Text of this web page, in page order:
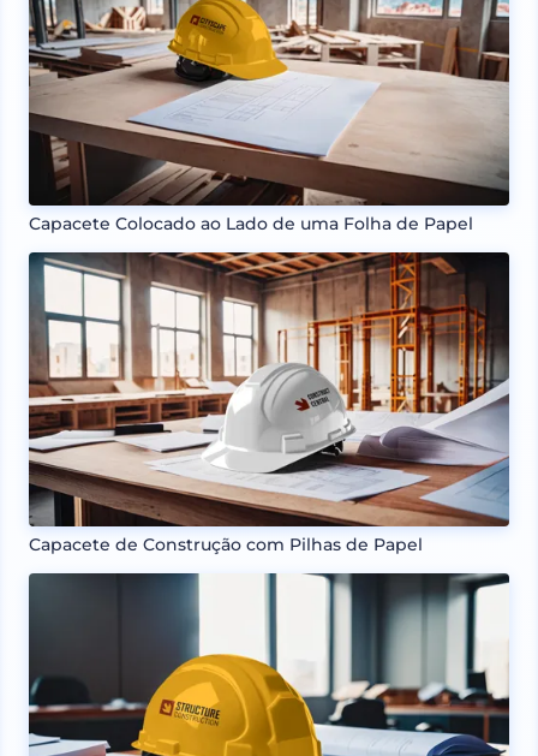
Capacete Colocado ao Lado de uma Folha de Papel
Capacete de Construção com Pilhas de Papel